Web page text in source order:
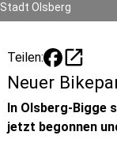
Stadt Olsberg
Teilen: open_in_new
Neuer
In Olsberg-Bigge
jetzt begonnen